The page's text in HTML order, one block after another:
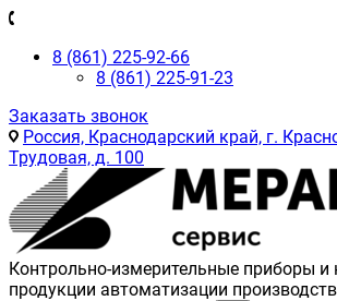
8 (861) 225-92-66
8 (861) 225-91-23
Заказать звонок
Россия, Краснодарский край, г.
Трудовая, д. 100
Контрольно-измерительные приборы и
продукции автоматизации